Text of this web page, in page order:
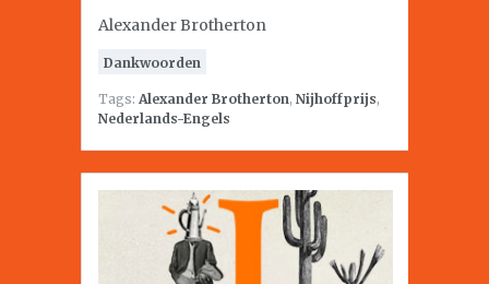
Alexander Brotherton
Dankwoorden
Tags: Alexander Brotherton, Nijhoffprijs,
Nederlands-Engels